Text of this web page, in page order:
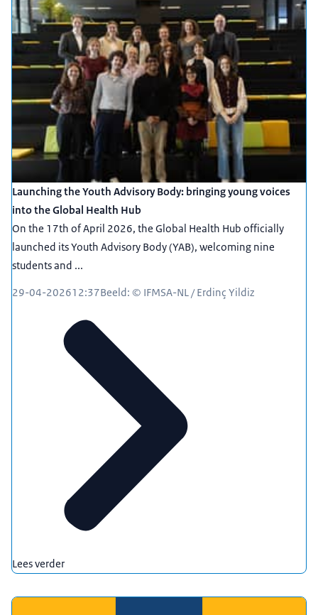
Launching the Youth Advisory Body: bringing young voices
into the Global Health Hub
On the 17th of April 2026, the Global Health Hub officially
launched its Youth Advisory Body (YAB), welcoming nine
students and ...
29-04-202612:37Beeld: © IFMSA-NL / Erdinç Yildiz
Lees verder